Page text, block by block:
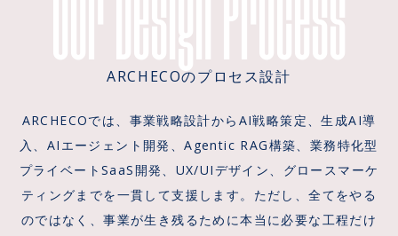
ARCHECOのプロセス設計
ARCHECOでは、事業戦略設計からAI戦略策定、生成AI導
入、AIエージェント開発、Agentic RAG構築、業務特化型
プライベートSaaS開発、UX/UIデザイン、グロースマーケ
ティングまでを一貫して支援します。ただし、全てをやる
のではなく、事業が生き残るために本当に必要な工程だけ